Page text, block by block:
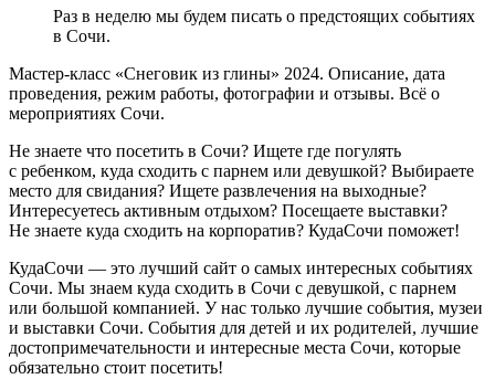
Раз в неделю мы будем писать о предстоящих событиях
в Сочи.
Мастер-класс «Снеговик из глины» 2024. Описание, дата
проведения, режим работы, фотографии и отзывы. Всё о
мероприятиях Сочи.
Не знаете что посетить в Сочи? Ищете где погулять
с ребенком, куда сходить с парнем или девушкой? Выбираете
место для свидания? Ищете развлечения на выходные?
Интересуетесь активным отдыхом? Посещаете выставки?
Не знаете куда сходить на корпоратив? КудаСочи поможет!
КудаСочи — это лучший сайт о самых интересных событиях
Сочи. Мы знаем куда сходить в Сочи с девушкой, с парнем
или большой компанией. У нас только лучшие события, музеи
и выставки Сочи. События для детей и их родителей, лучшие
достопримечательности и интересные места Сочи, которые
обязательно стоит посетить!